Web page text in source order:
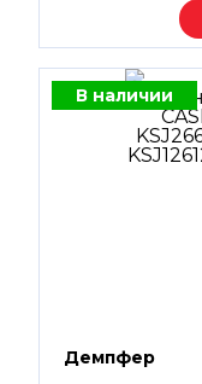
В наличии
Демпфер